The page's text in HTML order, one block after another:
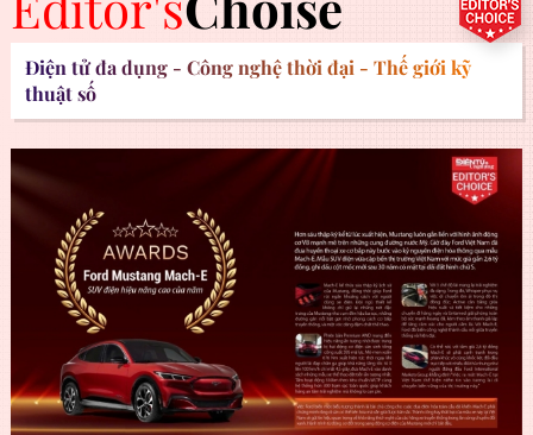
Điện tử đa dụng - Công nghệ thời đại - Thế giới kỹ
thuật số